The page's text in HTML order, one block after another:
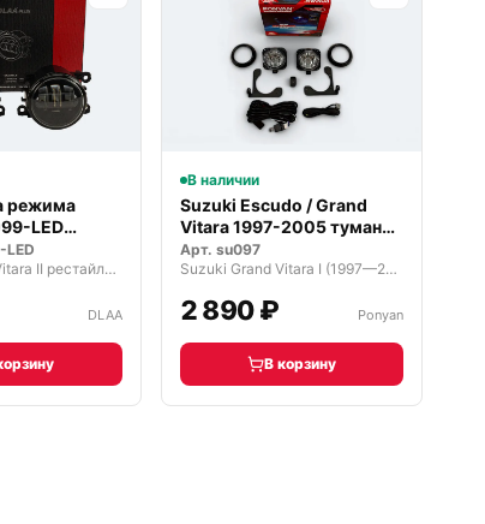
режима
LED
Suzuki Grand Vitara II рестайлинг 2 (2012—2016)
DLAA
В наличии
Suzuki Escudo / Grand
Vitara 1997-2005 туманки
ПТ…
Арт. su097
Suzuki Grand Vitara I (1997—2001)
2 890 ₽ Ponyan
В корзину